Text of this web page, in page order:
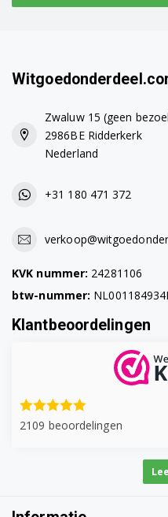
DFN28320X 7608951642
DFN28320X 7690950342
DFN28420G 7657161677
DFN28420W 7657061677
DFN28423S 7650253977
DFN28423W 7651253977
DFN29330XSHD
DFN38330X 7662351642
DFN38421W 7669267377
DFN38422W 7668267377
Zwaluw 15 (geen
2986BE Ridderkerk
Nederland
+31 180 471 372
KVK nummer: 24281106
btw-nummer:
Klantbeoordelingen
2109 beoordelingen